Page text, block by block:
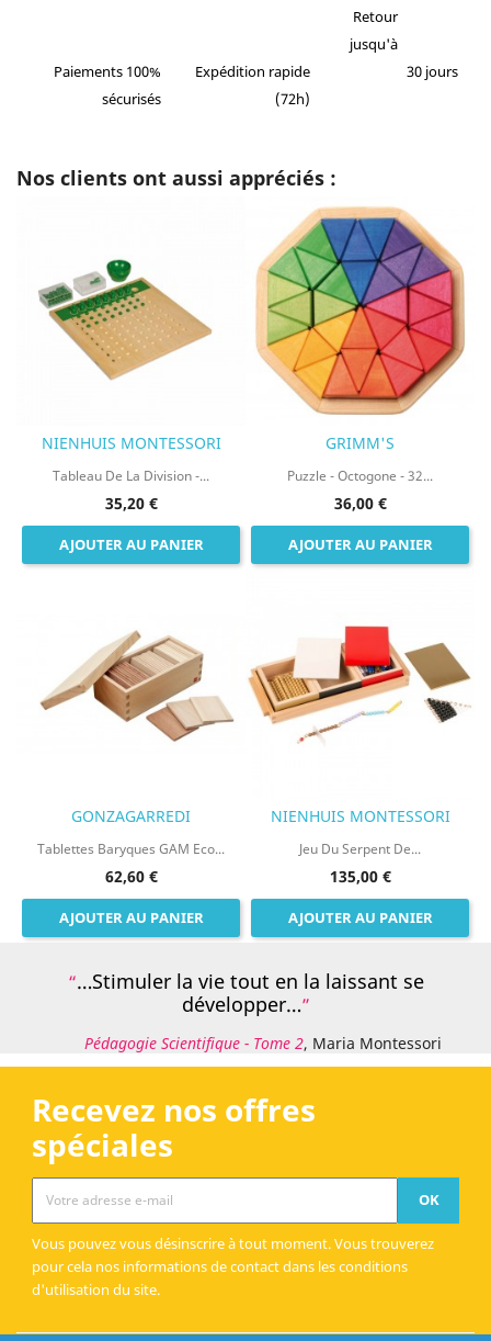
Paiements 100%
sécurisés
Expédition rapide
(72h)
Retour
jusqu'à
30 jours
Nos clients ont aussi appréciés :
NIENHUIS MONTESSORI
Tableau De La Division -...
35,20 €
AJOUTER AU PANIER
GRIMM'S
Puzzle - Octogone - 32...
36,00 €
AJOUTER AU PANIER
GONZAGARREDI
Tablettes Baryques GAM Eco...
62,60 €
AJOUTER AU PANIER
NIENHUIS MONTESSORI
Jeu Du Serpent De...
135,00 €
AJOUTER AU PANIER
…Stimuler la vie tout en la laissant se
développer…
Pédagogie Scientifique - Tome 2, Maria Montessori
Recevez nos offres
spéciales
Vous pouvez vous désinscrire à tout moment. Vous trouverez
pour cela nos informations de contact dans les conditions
d'utilisation du site.